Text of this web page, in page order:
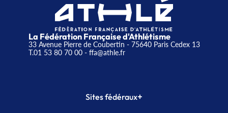
La Fédération Française d'Athlétisme
33 Avenue Pierre de Coubertin - 75640 Paris Cedex 13
T.01 53 80 70 00- ffa@athle.fr
Sites fédéraux+